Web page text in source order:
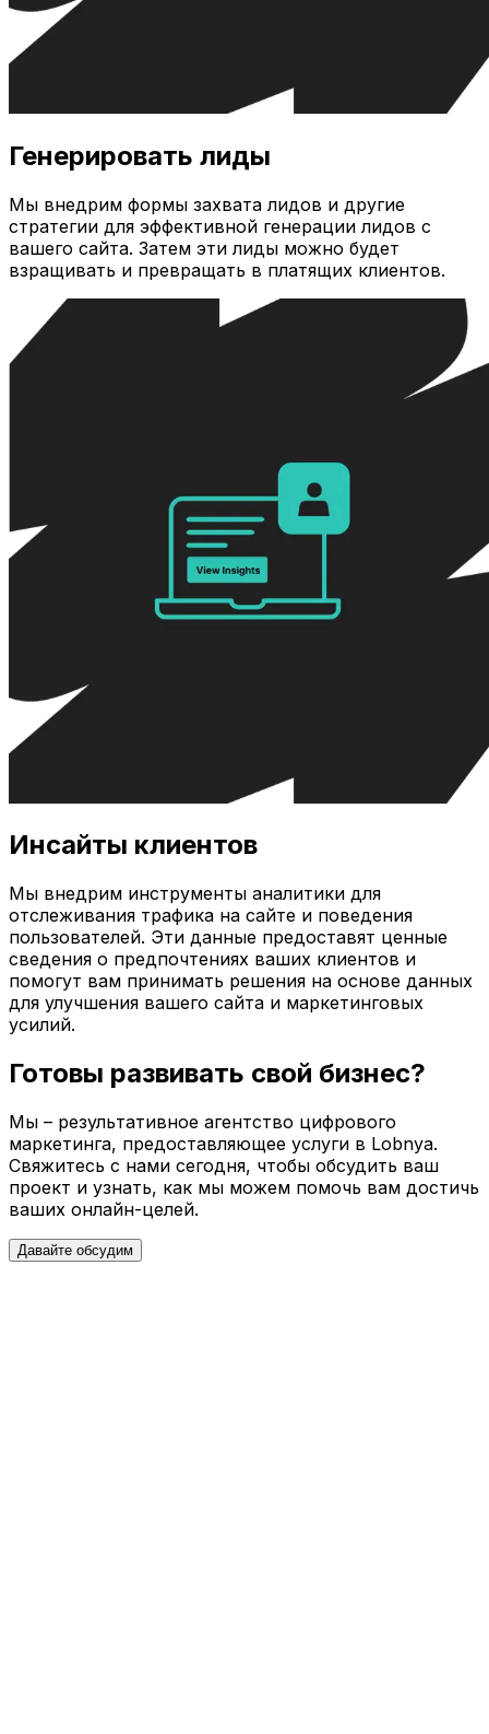
Генерировать лиды
Мы внедрим формы захвата лидов и другие
стратегии для эффективной генерации лидов с
вашего сайта. Затем эти лиды можно будет
взращивать и превращать в платящих клиентов.
Инсайты клиентов
Мы внедрим инструменты аналитики для
отслеживания трафика на сайте и поведения
пользователей. Эти данные предоставят ценные
сведения о предпочтениях ваших клиентов и
помогут вам принимать решения на основе данных
для улучшения вашего сайта и маркетинговых
усилий.
Готовы развивать свой бизнес?
Мы – результативное агентство цифрового
маркетинга, предоставляющее услуги в Lobnya.
Свяжитесь с нами сегодня, чтобы обсудить ваш
проект и узнать, как мы можем помочь вам достичь
ваших онлайн-целей.
Давайте обсудим